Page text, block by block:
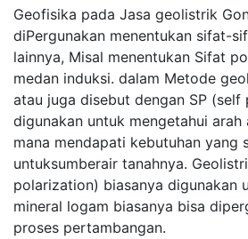
Geofisika pada Jasa geolistrik
diPergunakan menentukan sifat-
lainnya, Misal menentukan Sifat
medan induksi. dalam Metode
atau juga disebut dengan SP (self
digunakan untuk mengetahui arah
mana mendapati kebutuhan yang
untuksumberair tanahnya.
polarization) biasanya digunakan
mineral logam biasanya bisa
proses pertambangan.